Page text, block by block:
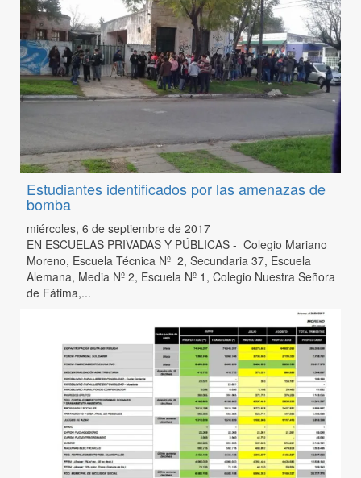
Estudiantes identificados por las amenazas de
bomba
miércoles, 6 de septiembre de 2017
EN ESCUELAS PRIVADAS Y PÚBLICAS - Colegio Mariano
Moreno, Escuela Técnica Nº 2, Secundaria 37, Escuela
Alemana, Media Nº 2, Escuela Nº 1, Colegio Nuestra Señora
de Fátima,...